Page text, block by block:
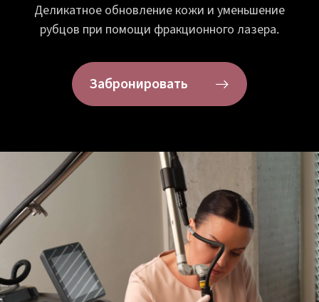
Деликатное обновление кожи и уменьшение
рубцов при помощи фракционного лазера.
Забронировать